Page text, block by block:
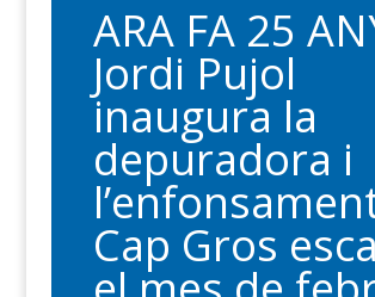
ARA FA 25
Jordi Pujol
inaugura la
depuradora i
Cap Gros